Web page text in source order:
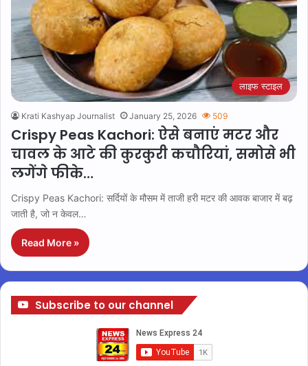
लाइफ स्टाइल
Krati Kashyap Journalist January 25, 2026 509
Crispy Peas Kachori: ऐसे बनाएं मटर और
चावल के आटे की कुरकुरी कचौरियां, समोसे भी
लगेंगे फीके…
Crispy Peas Kachori: सर्दियों के मौसम में ताजी हरी मटर की आवक बाजार में बढ़
जाती है, जो न केवल…
Read More »
Subscribe to our channel